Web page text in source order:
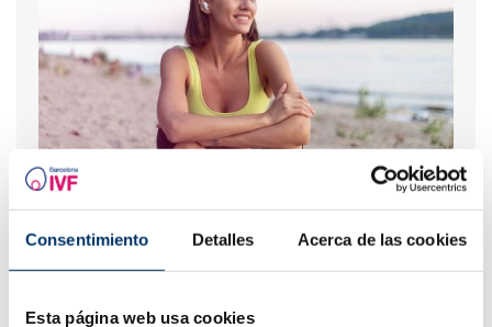
Consentimiento Detalles Acerca de las cookies
Esta página web usa cookies
Progesterona, ¿cuándo hay que utilizarla?